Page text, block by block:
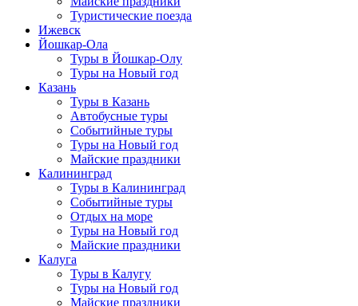
Туристические поезда
Ижевск
Йошкар-Ола
Туры в Йошкар-Олу
Туры на Новый год
Казань
Туры в Казань
Автобусные туры
Событийные туры
Туры на Новый год
Майские праздники
Калининград
Туры в Калининград
Событийные туры
Отдых на море
Туры на Новый год
Майские праздники
Калуга
Туры в Калугу
Туры на Новый год
Майские праздники